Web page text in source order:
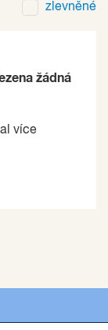
zlevněné
žádná
více